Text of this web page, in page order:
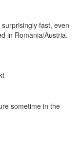
fast, even
in Romania/Austria.
sometime in the